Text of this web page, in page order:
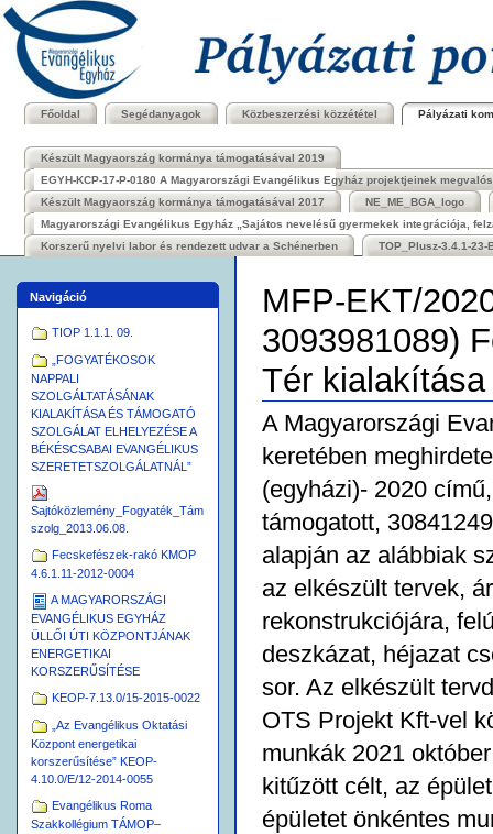
Tovább
tartalomhoz
Ugrás
navigációhoz
Bekezdések
Főoldal Segédanyagok Közbeszerzési közzététel Pályázati
Készült Magyaország kormánya támogatásával 2019
EGYH-KCP-17-P-0180 A Magyarországi Evangélikus Egyház projektjeinek
Készült Magyaország kormánya támogatásával 2017
NE_ME_BGA_logo
Magyarországi Evangélikus Egyház „Sajátos nevelésű gyermekek integrációja,
Korszerű nyelvi labor és rendezett udvar a Schénerben
TOP_Plusz-3.4.1-
Navigáció
TIOP 1.1.1. 09.
„FOGYATÉKOSOK
NAPPALI
SZOLGÁLTATÁSÁNAK
KIALAKÍTÁSA ÉS TÁMOGATÓ
SZOLGÁLAT ELHELYEZÉSE A
BÉKÉSCSABAI EVANGÉLIKUS
SZERETETSZOLGÁLATNÁL”
Sajtóközlemény_Fogyaték_Tám
szolg_2013.06.08.
Fecskefészek-rakó KMOP
4.6.1.11-2012-0004
A MAGYARORSZÁGI
EVANGÉLIKUS EGYHÁZ
ÜLLŐI ÚTI KÖZPONTJÁNAK
ENERGETIKAI
KORSZERŰSÍTÉSE
KEOP-7.13.0/15-2015-0022
„Az Evangélikus Oktatási
Központ energetikai
korszerűsítése” KEOP-
4.10.0/E/12-2014-0055
Evangélikus Roma
Szakkollégium TÁMOP–
MFP-EKT/
3093981089)
Tér kialakítása
A Magyarországi
keretében
(egyházi)- 2020
támogatott,
alapján az alábbiak
az elkészült tervek,
rekonstrukciójára,
deszkázat, héjazat
sor. Az elkészült
OTS Projekt Kft-vel
munkák 2021
kitűzött célt, az
épületet önkéntes